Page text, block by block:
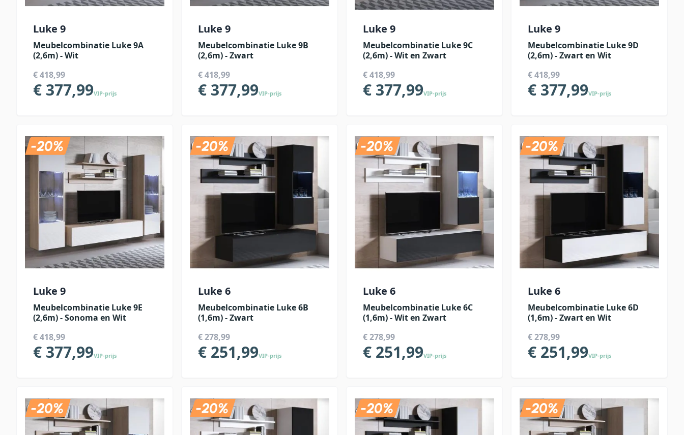
Luke 9
Meubelcombinatie Luke 9A
(2,6m) - Wit
€ 418,99
€ 377,99VIP-prijs
Luke 9
Meubelcombinatie Luke 9B
(2,6m) - Zwart
€ 418,99
€ 377,99VIP-prijs
Luke 9
Meubelcombinatie Luke 9C
(2,6m) - Wit en Zwart
€ 418,99
€ 377,99VIP-prijs
Luke 9
Meubelcombinatie Luke 9D
(2,6m) - Zwart en Wit
€ 418,99
€ 377,99VIP-prijs
Luke 9
Meubelcombinatie Luke 9E
(2,6m) - Sonoma en Wit
€ 418,99
€ 377,99VIP-prijs
Luke 6
Meubelcombinatie Luke 6B
(1,6m) - Zwart
€ 278,99
€ 251,99VIP-prijs
Luke 6
Meubelcombinatie Luke 6C
(1,6m) - Wit en Zwart
€ 278,99
€ 251,99VIP-prijs
Luke 6
Meubelcombinatie Luke 6D
(1,6m) - Zwart en Wit
€ 278,99
€ 251,99VIP-prijs